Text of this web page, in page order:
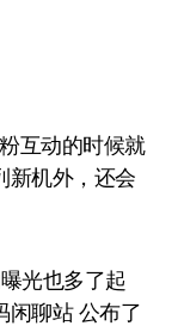
新机外，还会
光也多了起
闲聊站 公布了